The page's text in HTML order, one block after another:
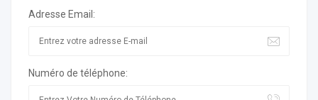
Adresse Email:
Numéro de téléphone: